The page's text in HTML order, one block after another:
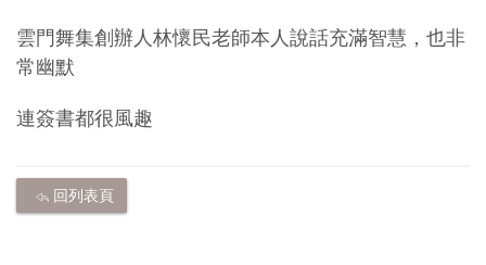
雲門舞集創辦人林懷民老師本人說話充滿智慧，也非
常幽默
連簽書都很風趣
回列表頁